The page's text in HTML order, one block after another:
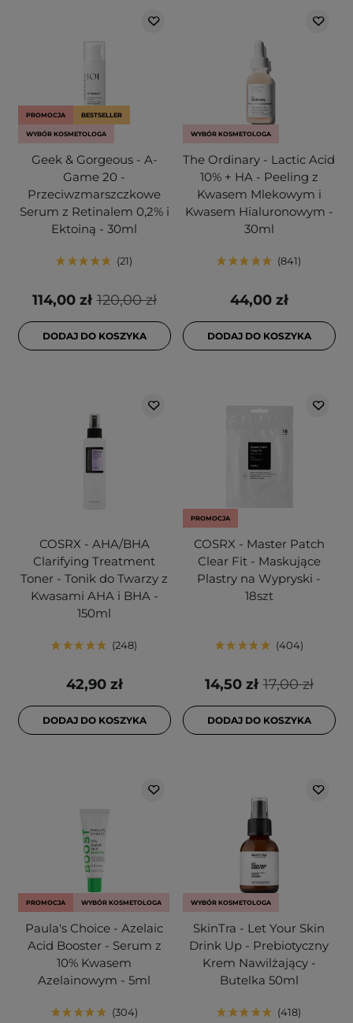
PROMOCJA BESTSELLER
WYBÓR KOSMETOLOGA
Geek & Gorgeous - A-
Game 20 -
Przeciwzmarszczkowe
Serum z Retinalem 0,2% i
Ektoiną - 30ml
21
120,00 zł
114,00 zł
DODAJ DO KOSZYKA
WYBÓR KOSMETOLOGA
The Ordinary - Lactic Acid
10% + HA - Peeling z
Kwasem Mlekowym i
Kwasem Hialuronowym -
30ml
841
44,00 zł
DODAJ DO KOSZYKA
COSRX - AHA/BHA
Clarifying Treatment
Toner - Tonik do Twarzy z
Kwasami AHA i BHA -
150ml
248
42,90 zł
DODAJ DO KOSZYKA
PROMOCJA
COSRX - Master Patch
Clear Fit - Maskujące
Plastry na Wypryski -
18szt
404
17,00 zł
14,50 zł
DODAJ DO KOSZYKA
PROMOCJA WYBÓR KOSMETOLOGA
Paula's Choice - Azelaic
Acid Booster - Serum z
10% Kwasem
Azelainowym - 5ml
304
WYBÓR KOSMETOLOGA
SkinTra - Let Your Skin
Drink Up - Prebiotyczny
Krem Nawilżający -
Butelka 50ml
418